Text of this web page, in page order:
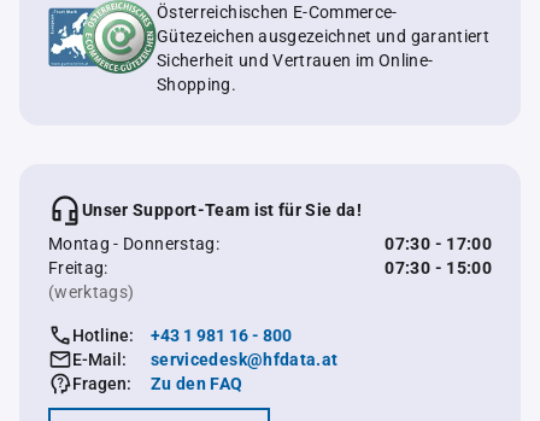
Österreichischen E-Commerce-
Gütezeichen ausgezeichnet und garantiert
Sicherheit und Vertrauen im Online-
Shopping.
Unser Support-Team ist für Sie da!
Montag - Donnerstag:
07:30 - 17:00
Freitag:
07:30 - 15:00
(werktags)
Hotline:
+43 1 981 16 - 800
E-Mail:
servicedesk@hfdata.at
Fragen:
Zu den FAQ